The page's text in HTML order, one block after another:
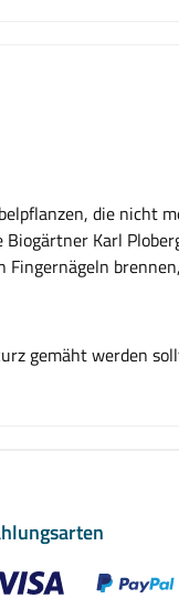
die nicht
Karl
Fingernägeln
gemäht werden